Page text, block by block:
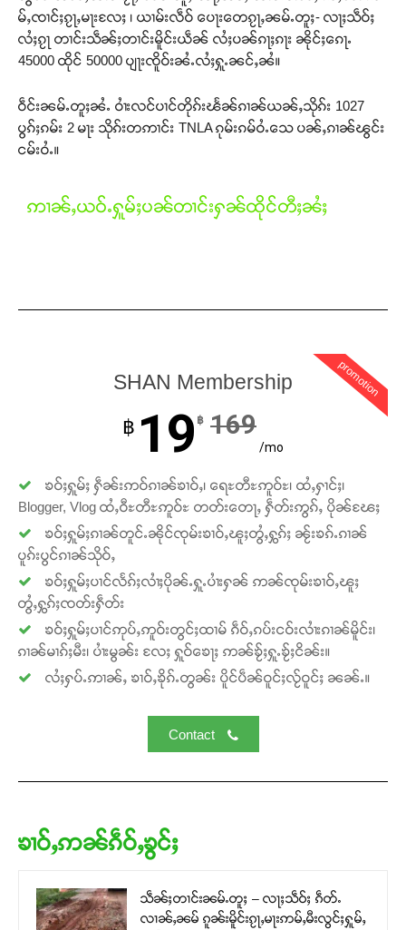
တႃႇႁႂ်ႈသဵင်ၵၢင်ၸႂ်ၵူၼ်းမိူင်း ၵူႈတီႈၵူႈလႅၼ်ပေႃးတေၸွ
တ်ႇ တူဝ်ႈလုမ်ႈၾႃႉၼၼ်ႉ ၶဝ်ႈႁူမ်ႈၵမ်ႉထႅမ် ၸုမ်းၶၢ
ဝ်ႇၽူႈတွႆႇႁွၵ်ႈ လႆႈယူႇၶႃႈဢေႃႈ။
Donate Now
မ်ႇၸၢင်ႈၵႂႃႇမႃးလႄႈ ၊ ယၢမ်းလဵဝ် ပေႃးတေၵႂႃႇၼမ်ႉတူႈ- လႃႈသဵဝ်ႈ
လႆႈၵႂႃ တၢင်းသဵၼ်ႈတၢင်းမိူင်းယဵၼ် လႆႈပၼ်ၵႃႈၵႃး ၼိုင်ႈၵေႃႉ
45000 ထိုင် 50000 ပျႃးၸိူဝ်းၼႆႉလႆႈႁူႉၼင်ႇၼႆ။
ဝဵင်းၼမ်ႉတူႈၼႆႉ ဝၢႆးလင်ပၢင်တိုၵ်းၽႅၼ်ၵၢၼ်ယၼ်ႇသိုၵ်း 1027
ပွၵ်ႈၵမ်း 2 မႃး သိုၵ်းတဢၢင်း TNLA ၵုမ်းၵမ်ဝႆႉသေ ပၼ်ႇၵၢၼ်ၽွင်း
ငမ်းဝႆႉ။
ဢၢၼ်ႇယဝ်ႉႁူမ်ႈပၼ်တၢင်းႁၼ်ထိုင်တီႈၼႆႈ
promotion
SHAN Membership
฿ 19 ฿ 169
/mo
ၶဝ်ႈႁူမ်ႈ ႁဵၼ်းဢဝ်ၵၢၼ်ၶၢဝ်ႇ၊ ရေႊတီႊဢူဝ်ႊ၊ ထႆႇႁၢင်ႈ၊
Blogger, Vlog ထႆႇဝီႊတီႊဢူဝ်ႊ တတ်းတေႃႇ ႁဵတ်းဢွၵ်ႇ ပိုၼ်ၽႄႈ
ၶဝ်ႈႁူမ်ႈၵၢၼ်တူင်ႉၼိုင်ၸုမ်းၶၢဝ်ႇၽူႈတွႆႇႁွၵ်ႈ ၼႂ်းၶၵ်ႉၵၢၼ်
ပူၵ်းပွင်ၵၢၼ်သိုဝ်ႇ
ၶဝ်ႈႁူမ်ႈပၢင်လႅၵ်ႈလၢႆႈပိုၼ်ႉႁူႉပၢႆးႁၼ် ဢၼ်ၸုမ်းၶၢဝ်ႇၽူႈ
တွႆႇႁွၵ်ႈၸတ်းႁဵတ်း
ၶဝ်ႈႁူမ်ႈပၢင်ဢုပ်ႇဢူဝ်းတွင်ႈထၢမ် ၵဵဝ်ႇၵပ်းငဝ်းလၢႆးၵၢၼ်မိူင်း၊
ၵၢၼ်မၢၵ်ႈမီး၊ ပၢႆးမွၼ်း လႄႈ ႁူဝ်ၶေႃႈ ဢၼ်ၶႂ်ႈႁူႉၶႂ်ႈငိၼ်း။
လႆႈႁပ်ႉဢၢၼ်ႇ ၶၢဝ်ႇၶိုၵ်ႉတွၼ်း ပိူင်ပဵၼ်ဝူင်ႈလႂ်ဝူင်ႈ ၼၼ်ႉ။
Contact
ၶၢဝ်ႇဢၼ်ၵဵဝ်ႇၶွင်ႈ
သဵၼ်ႈတၢင်းၼမ်ႉတူႈ – လႃႈသဵဝ်ႈ ၵဵတ်ႉ
လၢၼ်ႇၼမ် ၵူၼ်းမိူင်းၵႂႃႇမႃးဢမ်ႇမီးလွင်ႈႁူမ်ႇ